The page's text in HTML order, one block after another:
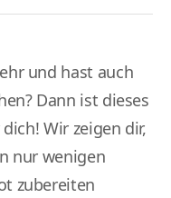
und hast auch
Dann ist dieses
Wir zeigen dir,
nur wenigen
zubereiten